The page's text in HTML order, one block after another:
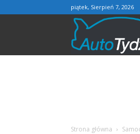
piątek, Sierpień 7, 2026
Strona główna